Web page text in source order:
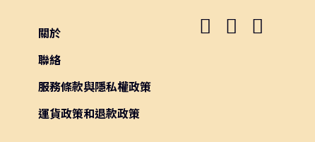
關於
聯絡
服務條款與隱私權政策
運貨政策和退款政策